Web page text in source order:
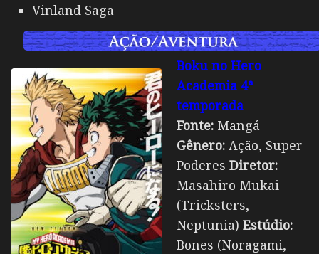
Vinland Saga
Boku no Hero
Academia 4ª
temporada
Fonte: Mangá
Gênero: Ação, Super
Poderes Diretor:
Masahiro Mukai
(Tricksters,
Neptunia) Estúdio:
Bones (Noragami,